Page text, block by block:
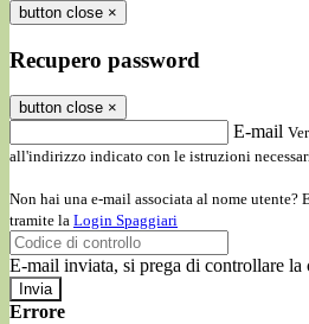
button close ×
Recupero password
button close ×
E-mail
all'indirizzo indicato con le istruzioni
Non hai una e-mail associata al nome utente?
tramite la Login Spaggiari
E-mail inviata, si prega di controllare la
Errore